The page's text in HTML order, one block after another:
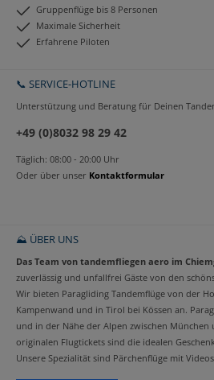
Gruppenflüge bis 8 Personen
Maximale Sicherheit
Erfahrene Piloten
📞 SERVICE-HOTLINE
Unterstützung und Beratung für Deinen
+49 (0)8032 98 29 42
Täglich: 08:00 - 20:00 Uhr
Oder über unser Kontaktformular
⛰️ ÜBER UNS
Das Team von tandemfliegen aero im
zuverlässig und unfallfrei Gäste von den
Wir bieten Paragliding Tandemflüge von der
Kampenwand und in Tirol bei Kössen an.
und in der Nähe der Alpen zwischen München
originalen Flugtickets sind die idealen
Unsere Spezialität sind Pärchenflüge mit